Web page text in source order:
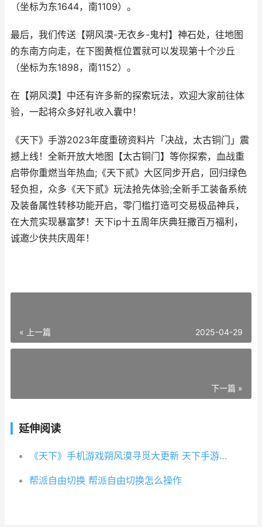
（坐标为东1644，南1109）。
最后，我们传送【朔风漠-无衣乡-鬼村】神石处，往地图
的东南方向走，在下图黄框位置就可以发现第十个沙丘
（坐标为东1898，南1152）。
在【朔风漠】中还有许多新的探索玩法，欢迎大家前往体
验，一起将众多好礼收入囊中！
《天下》手游2023年度重磅资料片「决战，太古铜门」震
撼上线！全新开放大地图【太古铜门】等你探索，血战重
启带你重燃当年热血;《天下贰》大区同步开启，回归绿色
轻负担，众多《天下贰》玩法抢先体验;全新手工装备系统
及装备属性转移功能开启，零门槛打造可交易极品神兵，
在大荒实现暴富梦！天下ip十五周年庆典狂撒百万福利，
诚邀少侠共庆周年！
« 上一篇 2025-04-29
下一篇 »
延伸阅读
《天下》手机游戏朔风漠寻觅大更新 天下手游奔驰中国官网下载
帮派自由切换 帮派自由切换怎么操作